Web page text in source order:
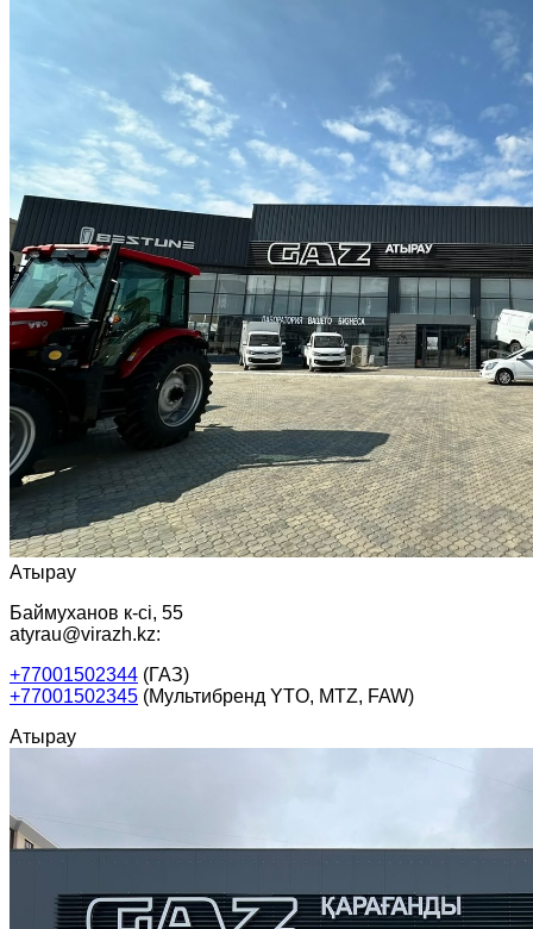
Атырау
Баймуханов к-сі, 55
atyrau@virazh.kz:
+77001502344 (ГАЗ)
+77001502345 (Мультибренд YTO, MTZ, FAW)
Атырау